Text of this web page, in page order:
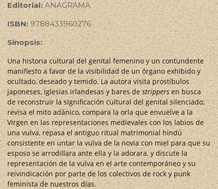
Editorial:ANAGRAMA
ISBN: 9788433960276
Sinopsis:
Una historia cultural del genital femenino y un contundente
manifiesto a favor de la visibilidad de un órgano exhibido y
ocultado, deseado y temido. La autora visita prostíbulos
japoneses, iglesias irlandesas y bares destrippers en busca
de reconstruir la significación cultural del genital silenciado;
revisa el mito adánico, compara la orla que envuelve a la
Virgen en las representaciones medievales con los labios de
una vulva, repasa el antiguo ritual matrimonial hindú
consistente en untar la vulva de la novia con miel para que su
esposo se arrodillara ante ella y la adorara, y discute la
representación de la vulva en el arte contemporáneo y su
reivindicación por parte de los colectivos de rock y punk
feminista de nuestros días.